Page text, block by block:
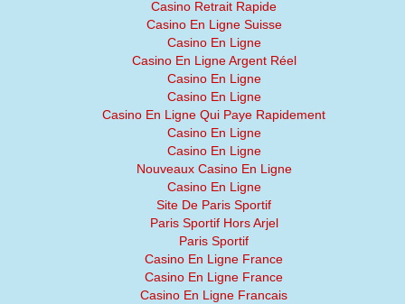
Casino Retrait Rapide
Casino En Ligne Suisse
Casino En Ligne
Casino En Ligne Argent Réel
Casino En Ligne
Casino En Ligne
Casino En Ligne Qui Paye Rapidement
Casino En Ligne
Casino En Ligne
Nouveaux Casino En Ligne
Casino En Ligne
Site De Paris Sportif
Paris Sportif Hors Arjel
Paris Sportif
Casino En Ligne France
Casino En Ligne France
Casino En Ligne Francais